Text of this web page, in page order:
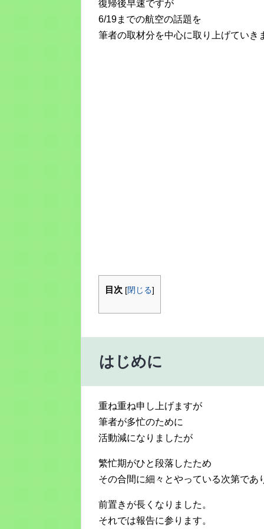
復帰後早速ですが
6/19までの航空の話題を
筆者の取材分を中心に取り上げていき
目次 [閉じる]
はじめに
重ね重ね申し上げますが
筆者が多忙のために
活動減になりましたが
繁忙期がひと段落したため
その合間に細々とやっている次第であ
前置きが長くなりました。
それでは報告に参ります。